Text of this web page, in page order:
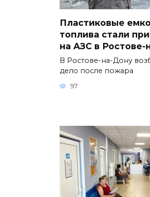
Пластиковые
топлива стали
на АЗС в Ростове-
В Ростове-на-Дону
дело после пожара
97